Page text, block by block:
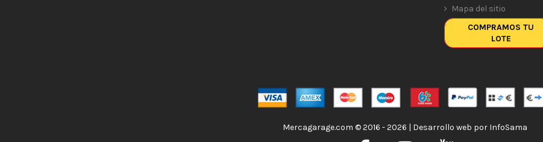
Mapa del sitio
COMPRAMOS TU
LOTE
Mercagarage.com © 2016 - 2026 | Desarrollo web por InfoSama